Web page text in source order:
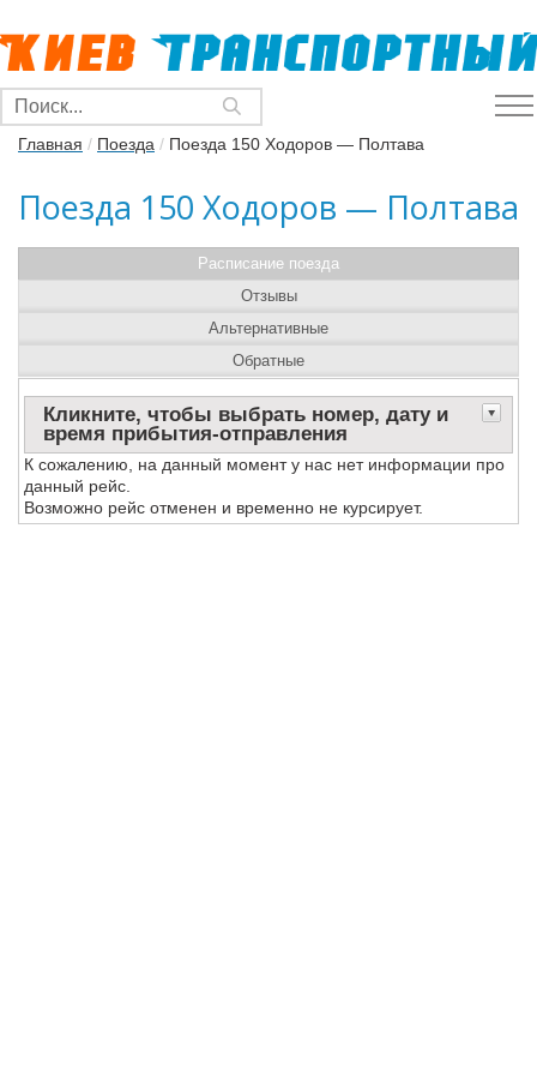
Главная / Поезда / Поезда 150 Ходоров — Полтава
Поезда 150 Ходоров — Полтава
Расписание поезда
Кликните, чтобы выбрать номер, дату и
время прибытия-отправления
К сожалению, на данный момент у нас нет информации про
данный рейс.
Возможно рейс отменен и временно не курсирует.
Отзывы
Альтернативные
Обратные